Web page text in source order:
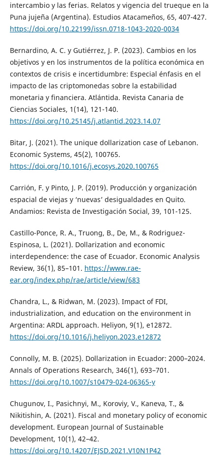
intercambio y las ferias. Relatos y vigencia del trueque en la
Puna jujeña (Argentina). Estudios Atacameños, 65, 407-427.
https://doi.org/10.22199/issn.0718-1043-2020-0034
Bernardino, A. C. y Gutiérrez, J. P. (2023). Cambios en los
objetivos y en los instrumentos de la política económica en
contextos de crisis e incertidumbre: Especial énfasis en el
impacto de las criptomonedas sobre la estabilidad
monetaria y financiera. Atlántida. Revista Canaria de
Ciencias Sociales, 1(14), 121-140.
https://doi.org/10.25145/j.atlantid.2023.14.07
Bitar, J. (2021). The unique dollarization case of Lebanon.
Economic Systems, 45(2), 100765.
https://doi.org/10.1016/j.ecosys.2020.100765
Carrión, F. y Pinto, J. P. (2019). Producción y organización
espacial de viejas y ‘nuevas’ desigualdades en Quito.
Andamios: Revista de Investigación Social, 39, 101-125.
Castillo-Ponce, R. A., Truong, B., De, M., & Rodriguez-
Espinosa, L. (2021). Dollarization and economic
interdependence: the case of Ecuador. Economic Analysis
Review, 36(1), 85–101. https://www.rae-
ear.org/index.php/rae/article/view/683
Chandra, L., & Ridwan, M. (2023). Impact of FDI,
industrialization, and education on the environment in
Argentina: ARDL approach. Heliyon, 9(1), e12872.
https://doi.org/10.1016/j.heliyon.2023.e12872
Connolly, M. B. (2025). Dollarization in Ecuador: 2000–2024.
Annals of Operations Research, 346(1), 693–701.
https://doi.org/10.1007/s10479-024-06365-y
Chugunov, I., Pasichnyi, M., Koroviy, V., Kaneva, T., &
Nikitishin, A. (2021). Fiscal and monetary policy of economic
development. European Journal of Sustainable
Development, 10(1), 42–42.
https://doi.org/10.14207/EJSD.2021.V10N1P42